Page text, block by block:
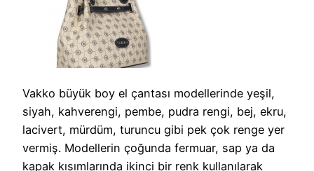
Vakko büyük boy el çantası modellerinde yeşil,
siyah, kahverengi, pembe, pudra rengi, bej, ekru,
lacivert, mürdüm, turuncu gibi pek çok renge yer
vermiş. Modellerin çoğunda fermuar, sap ya da
kapak kısımlarında ikinci bir renk kullanılarak